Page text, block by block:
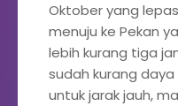
Oktober yang
menuju ke Pekan
lebih kurang tiga
sudah kurang
untuk jarak jauh,